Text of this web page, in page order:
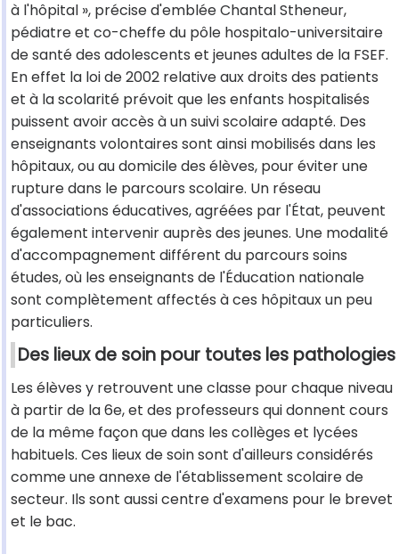
à l'hôpital », précise d'emblée Chantal Stheneur,
pédiatre et co-cheffe du pôle hospitalo-universitaire
de santé des adolescents et jeunes adultes de la FSEF.
En effet la loi de 2002 relative aux droits des patients
et à la scolarité prévoit que les enfants hospitalisés
puissent avoir accès à un suivi scolaire adapté. Des
enseignants volontaires sont ainsi mobilisés dans les
hôpitaux, ou au domicile des élèves, pour éviter une
rupture dans le parcours scolaire. Un réseau
d'associations éducatives, agréées par l'État, peuvent
également intervenir auprès des jeunes. Une modalité
d'accompagnement différent du parcours soins
études, où les enseignants de l'Éducation nationale
sont complètement affectés à ces hôpitaux un peu
particuliers.
Des lieux de soin pour toutes les pathologies
Les élèves y retrouvent une classe pour chaque niveau
à partir de la 6e, et des professeurs qui donnent cours
de la même façon que dans les collèges et lycées
habituels. Ces lieux de soin sont d'ailleurs considérés
comme une annexe de l'établissement scolaire de
secteur. Ils sont aussi centre d'examens pour le brevet
et le bac.